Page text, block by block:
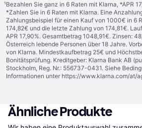
¹Bezahlen Sie ganz in 6 Raten mit Klarna, *APR
*Zahlen Sie in 6 Raten mit Klarna. Eine
Zahlungsbeispiel für einen Kauf von 1000€ in 6
174,82€ und die letzte Zahlung von 174,81€.
APR 17,90%. Gesamtbetrag 1048,91€. Zinsen:
Österreich lebende Personen über 18 Jahre.
von Klarna. Mindestkaufbetrag 25€ und
Bonitätsprüfung. Kreditgeber: Klarna Bank AB
Stockholm, Reg. Nr.: 556737-0431. Siehe
Informationen unter https://www.klarna.com/at/
Ähnliche Produkte